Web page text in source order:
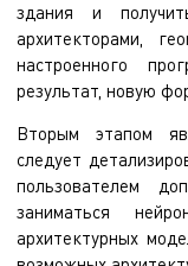
здания и
архитекторами,
настроенного
результат, новую
Вторым этапом
следует
пользователем
заниматься
архитектурных